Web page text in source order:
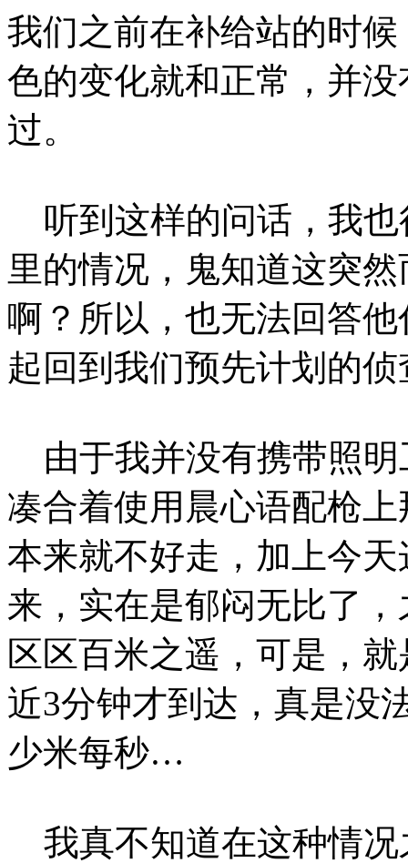
我们之前在补给站的时
色的变化就和正常，并
过。
听到这样的问话，我也
里的情况，鬼知道这突
啊？所以，也无法回答
起回到我们预先计划的
由于我并没有携带照明
凑合着使用晨心语配枪
本来就不好走，加上今
来，实在是郁闷无比了
区区百米之遥，可是，
近3分钟才到达，真是没
少米每秒…
我真不知道在这种情况